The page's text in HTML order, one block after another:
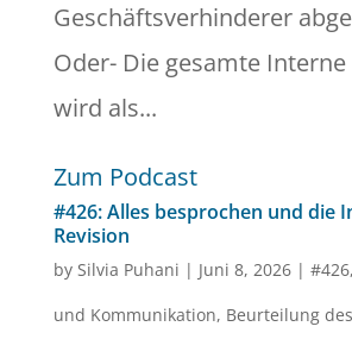
Geschäftsverhinderer
Oder- Die gesamte Interne
wird als...
Zum Podcast
#426: Alles besprochen und die
Revision
by Silvia Puhani | Juni 8, 2026| #426,
und Kommunikation, Beurteilung